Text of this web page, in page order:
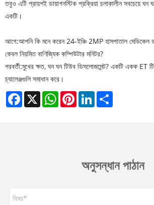
তবুও এটি প্রায়শই ডায়াগনস্টিক প্রক্রিয়া চলাকালীন সবচেয়ে ঘন
একটি।
আগে:আপনি কি মনে করেন 24-ইঞ্চি 2MP হাসপাতাল মেডিকেল
কেবল নিয়মিত বাণিজ্যিক কম্পিউটার মনিটর?
পরবর্তী:মুখের ক্ষত, ঘন ঘন টিউব ডিসলোজমেন্ট? একটি একক ET
চ্যালেঞ্জগুলি সমাধান করে।
Facebook
X WhatsAppPinterestLinkedIn
অনুসন্ধান পাঠান